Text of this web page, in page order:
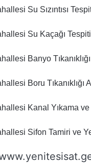
Su Sızıntısı
Su Kaçağı Tespiti
Banyo
Boru Tıkanıklığı
Kanal Yıkama ve
Sifon Tamiri ve